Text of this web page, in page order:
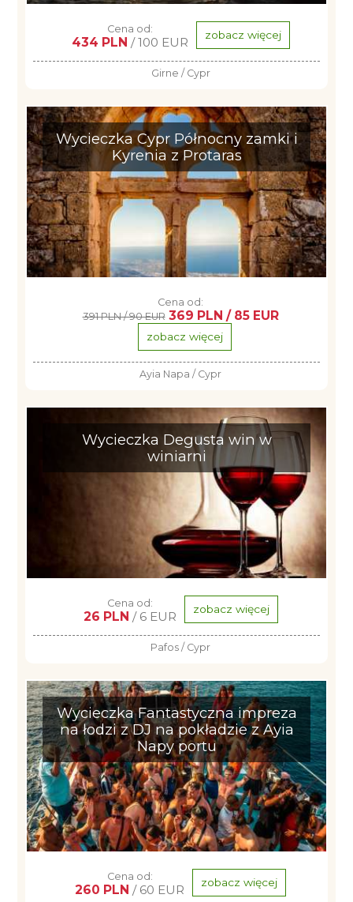
Cena od:
434 PLN / 100 EUR zobacz więcej
Girne / Cypr
Wycieczka Cypr Północny zamki i
Kyrenia z Protaras
Cena od:
391 PLN / 90 EUR 369 PLN / 85 EUR
zobacz więcej
Ayia Napa / Cypr
Wycieczka Degusta win w
winiarni
Cena od:
26 PLN / 6 EUR zobacz więcej
Pafos / Cypr
Wycieczka Fantastyczna impreza
na łodzi z DJ na pokładzie z Ayia
Napy portu
Cena od:
260 PLN / 60 EUR zobacz więcej